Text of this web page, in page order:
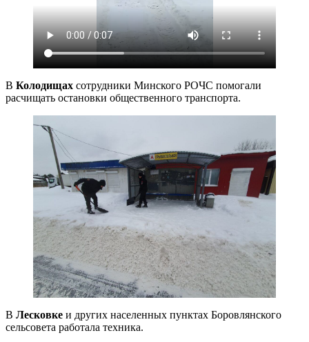
В Колодищах сотрудники Минского РОЧС помогали
расчищать остановки общественного транспорта.
В Лесковке и других населенных пунктах Боровлянского
сельсовета работала техника.